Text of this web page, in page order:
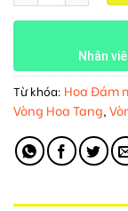
Nhân
Từ khóa: Hoa Đám
Vòng Hoa Tang,